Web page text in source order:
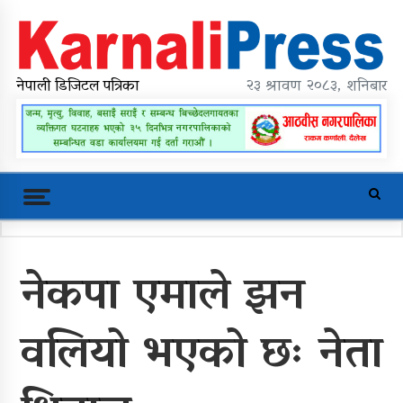
content
karnalipress
Online News Portal
नेपाली डिजिटल पत्रिका २३ श्रावण २०८३, शनिबार
महावै गाउँपालिकाको प्रशासकीय भवन
शिलान्यास
नेकपा एमाले झन
वलियो भएको छः नेता